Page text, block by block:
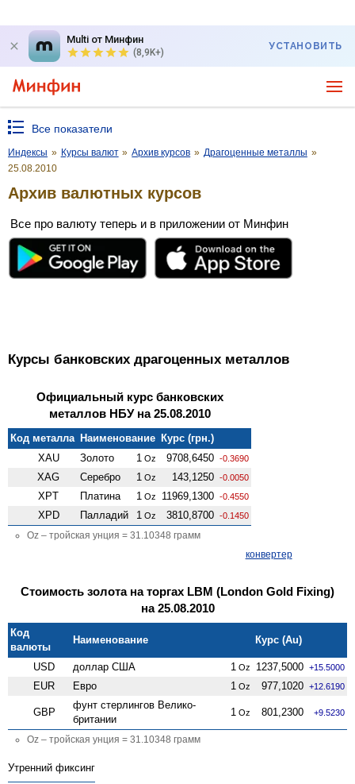
Multi от Минфин
(8,9K+)
УСТАНОВИТЬ
Все показатели
Индексы » Курсы валют » Архив курсов » Драгоценные металлы »
25.08.2010
Архив валютных курсов
Все про валюту теперь и в приложении от Минфин
Курсы банковских драгоценных металлов
Официальный курс банковских
металлов НБУ на 25.08.2010
Код металла Наименование Курс (грн.)
XAU
Золото 1 Oz 9708,6450 -0.3690
XAG Серебро 1 Oz 143,1250 -0.0050
XPT Платина 1 Oz 11969,1300 -0.4550
XPD Палладий 1 Oz 3810,8700 -0.1450
Oz – тройская унция = 31.10348 грамм
конвертер
Стоимость золота на торгах LBM (London Gold Fixing)
на 25.08.2010
Код
валюты
Наименование Курс (Au)
USD доллар США 1 Oz 1237,5000 +15.5000
EUR Евро 1 Oz 977,1020 +12.6190
GBP
фунт стерлингов Велико­
британии
1 Oz 801,2300 +9.5230
Oz – тройская унция = 31.10348 грамм
Утренний фиксинг